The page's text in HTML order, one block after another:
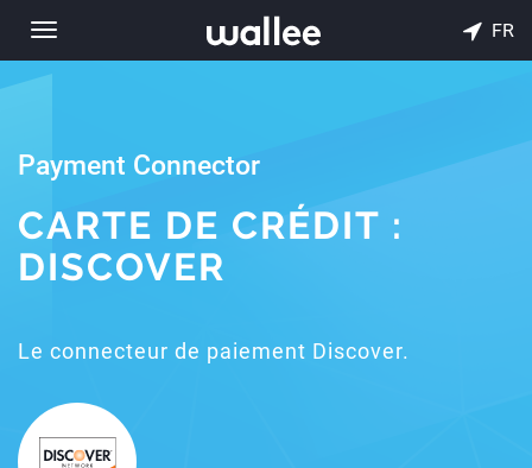
Toggle
navigation
FR
Payment Connector
CARTE DE CRÉDIT :
DISCOVER
Le connecteur de paiement Discover.